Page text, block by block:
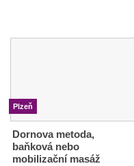
Plzeň
Dornova metoda,
baňková nebo
mobilizační masáž